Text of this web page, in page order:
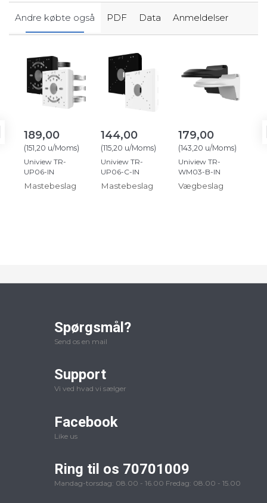
Andre købte også PDF Data Anmeldelser
189,00
(151,20 u/Moms)
Uniview TR-
UP06-IN
Mastebeslag
144,00
(115,20 u/Moms)
Uniview TR-
UP06-C-IN
Mastebeslag
179,00
(143,20 u/Moms)
Uniview TR-
WM03-B-IN
Vægbeslag
Spørgsmål?
Send os en mail
Support
Vi ved hvad vi sælger
Facebook
Like us
Ring til os 70701009
Mandag-torsdag: 08.00 - 16.00 Fredag: 08.00 - 15.00